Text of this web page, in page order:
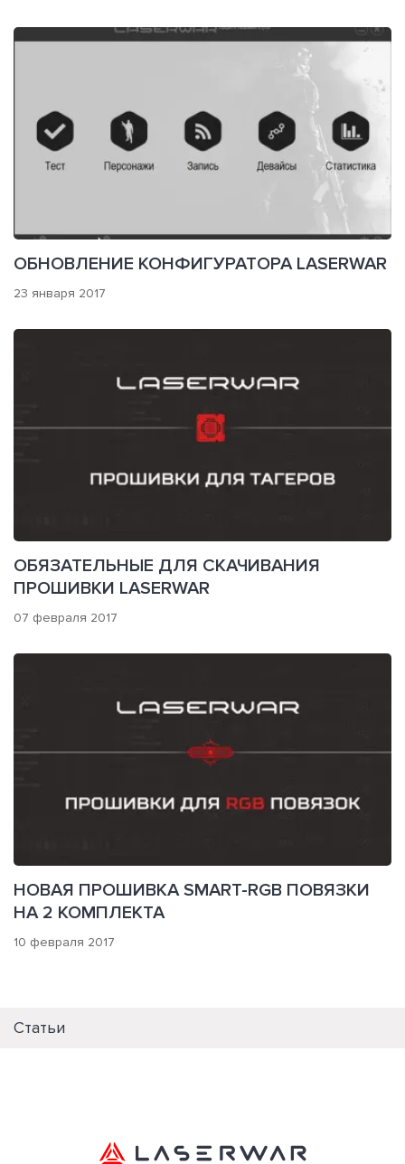
ОБНОВЛЕНИЕ КОНФИГУРАТОРА LASERWAR
23 января 2017
ОБЯЗАТЕЛЬНЫЕ ДЛЯ СКАЧИВАНИЯ
ПРОШИВКИ LASERWAR
07 февраля 2017
НОВАЯ ПРОШИВКА SMART-RGB ПОВЯЗКИ
НА 2 КОМПЛЕКТА
10 февраля 2017
Статьи